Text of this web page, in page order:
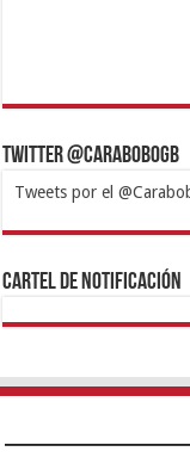
Twitter @CaraboboGB
Tweets por el
1xbetBetturkeyBetist
https://mvbcasino.com/
Cartel de Notificación